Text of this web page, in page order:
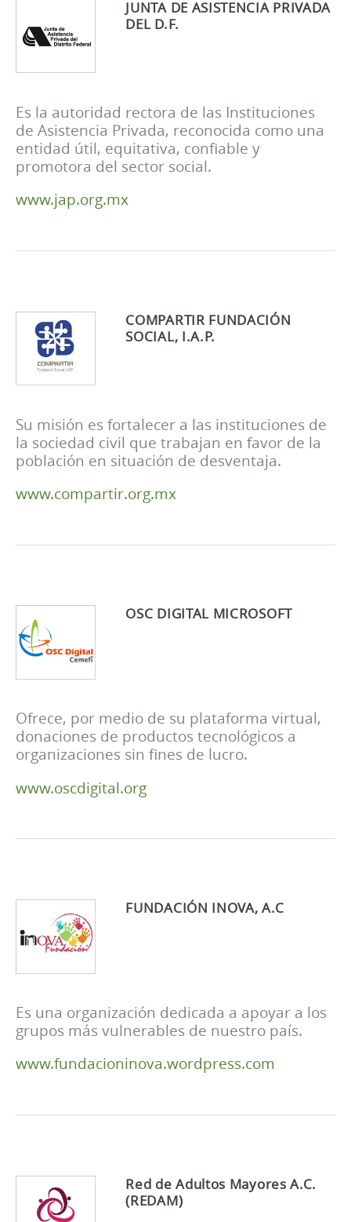
JUNTA DE ASISTENCIA PRIVADA
DEL D.F.
Es la autoridad rectora de las Instituciones
de Asistencia Privada, reconocida como una
entidad útil, equitativa, confiable y
promotora del sector social.
www.jap.org.mx
COMPARTIR FUNDACIÓN
SOCIAL, I.A.P.
Su misión es fortalecer a las instituciones de
la sociedad civil que trabajan en favor de la
población en situación de desventaja.
www.compartir.org.mx
OSC DIGITAL MICROSOFT
Ofrece, por medio de su plataforma virtual,
donaciones de productos tecnológicos a
organizaciones sin fines de lucro.
www.oscdigital.org
FUNDACIÓN INOVA, A.C
Es una organización dedicada a apoyar a los
grupos más vulnerables de nuestro país.
www.fundacioninova.wordpress.com
Red de Adultos Mayores A.C.
(REDAM)